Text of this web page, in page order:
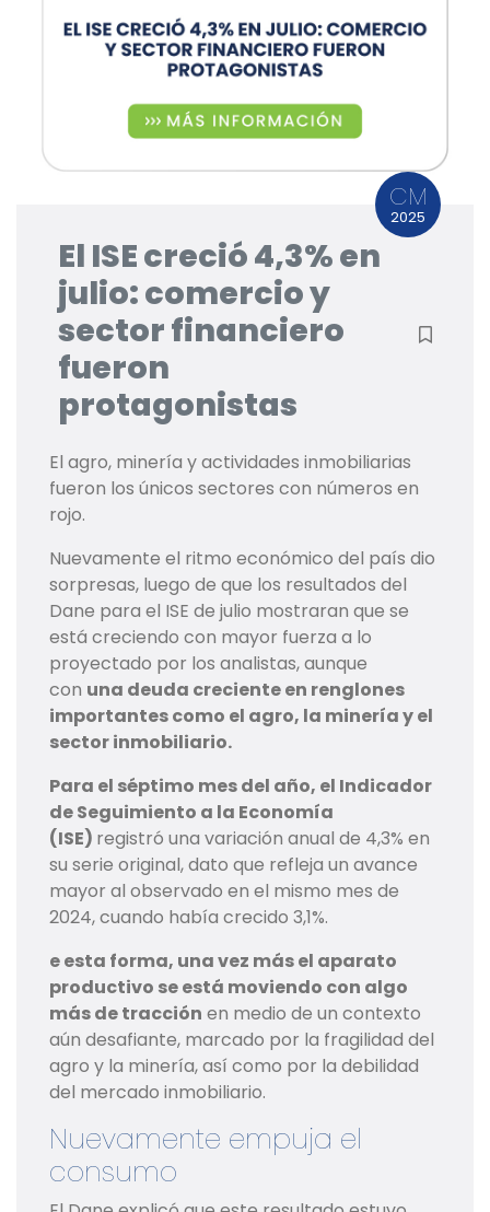
CM
2025
El ISE creció 4,3% en
julio: comercio y
sector financiero
fueron
protagonistas
El agro, minería y actividades inmobiliarias
fueron los únicos sectores con números en
rojo.
Nuevamente el ritmo económico del país dio
sorpresas, luego de que los resultados del
Dane para el ISE de julio mostraran que se
está creciendo con mayor fuerza a lo
proyectado por los analistas, aunque
con una deuda creciente en renglones
importantes como el agro, la minería y el
sector inmobiliario.
Para el séptimo mes del año, el Indicador
de Seguimiento a la Economía
(ISE) registró una variación anual de 4,3% en
su serie original, dato que refleja un avance
mayor al observado en el mismo mes de
2024, cuando había crecido 3,1%.
e esta forma, una vez más el aparato
productivo se está moviendo con algo
más de tracción en medio de un contexto
aún desafiante, marcado por la fragilidad del
agro y la minería, así como por la debilidad
del mercado inmobiliario.
Nuevamente empuja el
consumo